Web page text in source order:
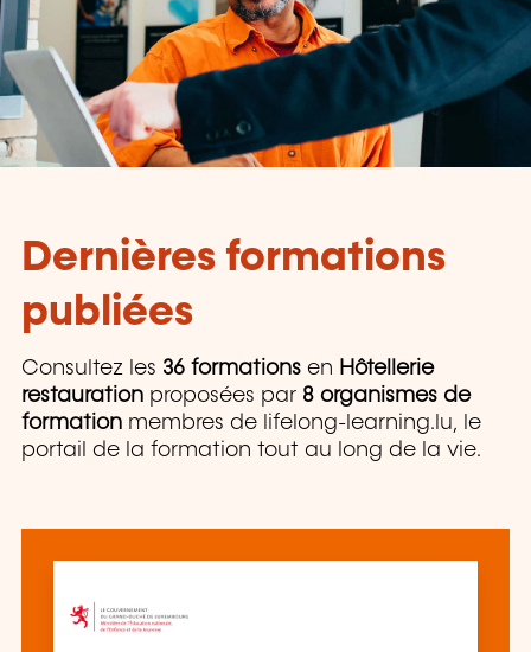
Dernières formations
publiées
Consultez les 36 formations en Hôtellerie
restauration proposées par 8 organismes de
formation membres de lifelong-learning.lu, le
portail de la formation tout au long de la vie.